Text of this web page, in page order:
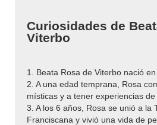
Curiosidades de
Viterbo
1. Beata Rosa de Viterbo nació
2. A una edad temprana, Rosa
místicas y a tener experiencias de
3. A los 6 años, Rosa se unió a la
Franciscana y vivió una vida de